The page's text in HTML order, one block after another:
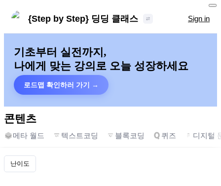
{Step by Step} 딩딩 클래스 Sign in
기초부터 실전까지,
나에게 맞는 강의로 오늘 성장하세요
로드맵 확인하러 가기 →
콘텐츠
메타 월드 텍스트코딩 블록코딩 퀴즈 디지털
난이도